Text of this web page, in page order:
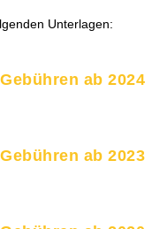
Unterlagen:
ab 2024
ab 2023